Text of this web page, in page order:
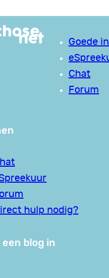
Goede
Chat
Forum
hulp nodig?
blog in